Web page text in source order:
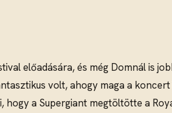
előadására, és még Domnál is
volt, ahogy maga a koncert
a Supergiant megtöltötte a